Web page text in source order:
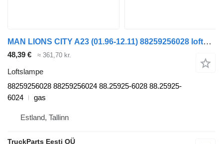
MAN LIONS CITY A23 (01.96-12.11) 88259256028 loftslampe til MAN Lion's bus (1991-)
48,39 € ≈ 361,70 kr.
Loftslampe
88259256028 88259256024 88.25925-6028 88.25925-
6024
gas
Estland, Tallinn
TruckParts Eesti OÜ